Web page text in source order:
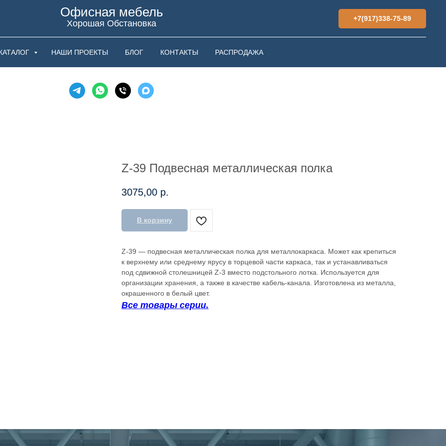
Офисная мебель
Хорошая Обстановка +7(917)338-75-89
НАШИ ПРОЕКТЫ БЛОГ КОНТАКТЫ РАСПРОДАЖА
Z-39 Подвесная металлическая полка
3075,00 р.
В корзину
Z-39 — подвесная металлическая полка для металлокаркаса. Может как крепиться
к верхнему или среднему ярусу в торцевой части каркаса, так и устанавливаться
под сдвижной столешницей Z-3 вместо подстольного лотка. Используется для
организации хранения, а также в качестве кабель-канала. Изготовлена из металла,
окрашенного в белый цвет.
Все товары серии.